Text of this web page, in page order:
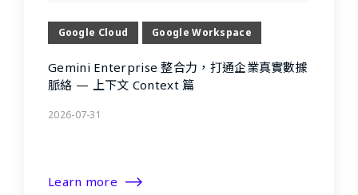
Google Cloud Google Workspace
Gemini Enterprise 整合力，打通企業真實數據
脈絡 — 上下文 Context 篇
2026-07-31
Learn more